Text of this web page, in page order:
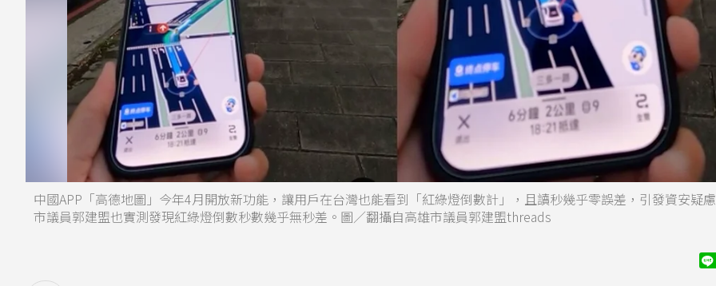
中國APP「高德地圖」今年4月開放新功能，讓用戶在台灣也能看到「紅綠燈倒數計」，且讀秒幾乎零誤差，引發資安疑
市議員郭建盟也實測發現紅綠燈倒數秒數幾乎無秒差。圖／翻攝自高雄市議員郭建盟threads